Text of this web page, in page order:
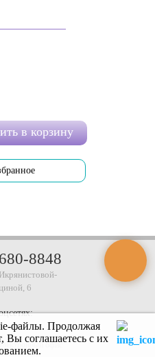
в корзину
8848
6
офис
файлы. Продолжая
Вы соглашаетесь с их